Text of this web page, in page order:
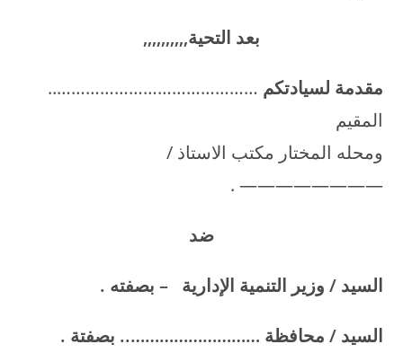
بعد التحية,,,,,,,,,,
مقدمة لسيادتكم ……………………………………..
المقيم
ومحله المختار مكتب الاستاذ /
———————— .
ضد
السيد / وزير التنمية الإدارية – بصفته .
السيد / محافظة ……………………….. بصفتة .